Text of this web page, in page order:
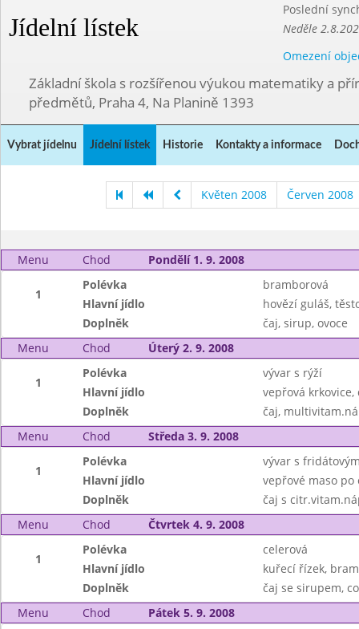
Jídelní lístek
Poslední
Neděle
Omezení
Základní škola s rozšířenou výukou matematiky a
předmětů, Praha 4, Na Planině 1393
Vybrat jídelnu Jídelní lístek Historie Kontakty a informace
Květen 2008 Červen 2008
Menu Chod Pondělí 1. 9. 2008
1
Polévka
bramborová
Hlavní jídlo
hovězí guláš,
Doplněk
čaj, sirup, ovoce
Menu
Chod Úterý 2. 9. 2008
1
Polévka
vývar s rýží
Hlavní jídlo
vepřová
Doplněk
čaj,
Menu
Chod Středa 3. 9. 2008
1
Polévka
vývar s
Hlavní jídlo
vepřové maso po
Doplněk
čaj s
Menu
Chod Čtvrtek 4. 9. 2008
1
Polévka
celerová
Hlavní jídlo
kuřecí řízek,
Doplněk
čaj se sirupem,
Menu
Chod Pátek 5. 9. 2008